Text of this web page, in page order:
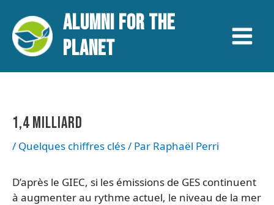
contenu
ALUMNI FOR THE
PLANET
Menu
1,4 MILLIARD
/ Quelques chiffres clés/ Par Raphaël Perri
D’après le GIEC, si les émissions de GES continuent
à augmenter au rythme actuel, le niveau de la mer
des
articles